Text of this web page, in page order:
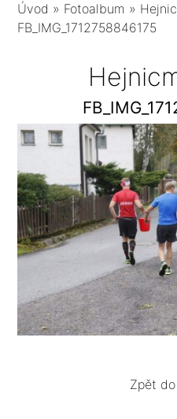
Úvod » Fotoalbum »
FB_IMG_1712758846175
Zpět